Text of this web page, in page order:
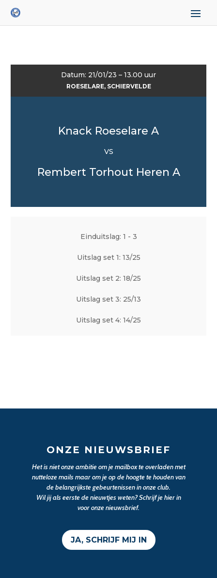
Datum: 21/01/23 – 13.00 uur
ROESELARE, SCHIERVELDE
Knack Roeselare A
VS
Rembert Torhout Heren A
Einduitslag: 1 - 3
Uitslag set 1: 13/25
Uitslag set 2: 18/25
Uitslag set 3: 25/13
Uitslag set 4: 14/25
ONZE NIEUWSBRIEF
Het is niet onze ambitie om je mailbox te overladen met
nutteloze mails maar om je op de hoogte te houden van
de belangrijkste gebeurtenissen in onze club.
Wil jij als eerste de nieuwtjes weten? Schrijf je hier in
voor onze nieuwsbrief.
JA, SCHRIJF MIJ IN